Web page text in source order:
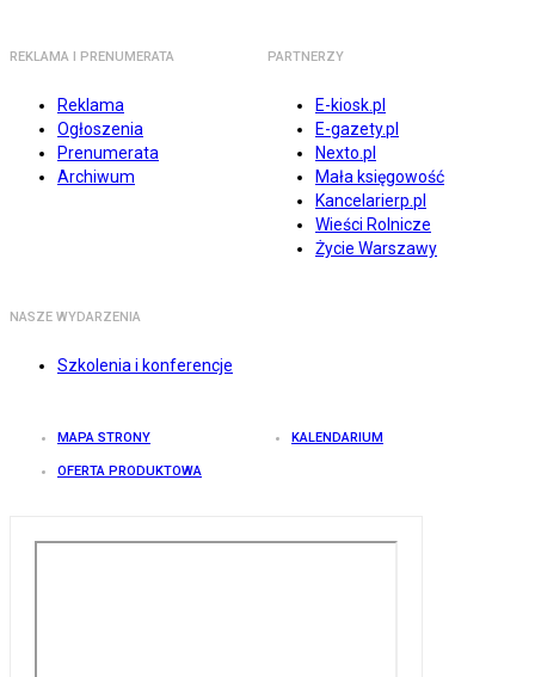
REKLAMA I PRENUMERATA
Reklama
Ogłoszenia
Prenumerata
Archiwum
PARTNERZY
E-kiosk.pl
E-gazety.pl
Nexto.pl
Mała księgowość
Kancelarierp.pl
Wieści Rolnicze
Życie Warszawy
NASZE WYDARZENIA
Szkolenia i konferencje
MAPA STRONY KALENDARIUM
OFERTA PRODUKTOWA